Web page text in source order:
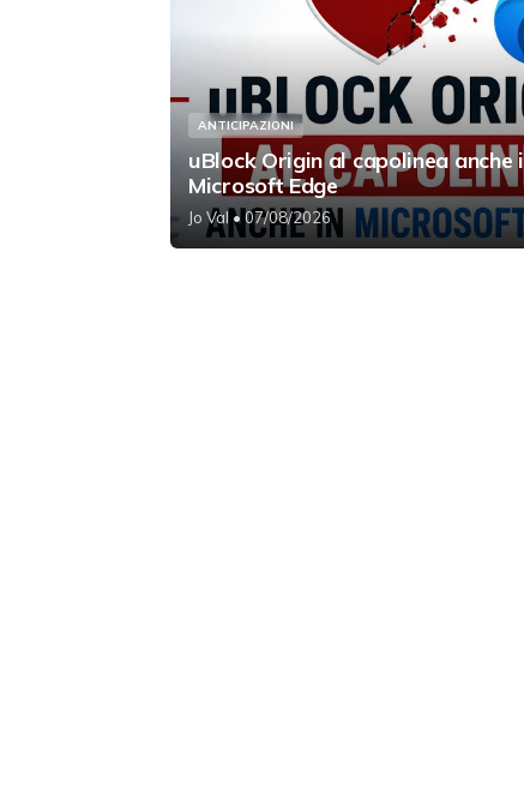
ANTICIPAZIONI
uBlock Origin al capolinea anche
Microsoft Edge
Jo Val • 07/08/2026